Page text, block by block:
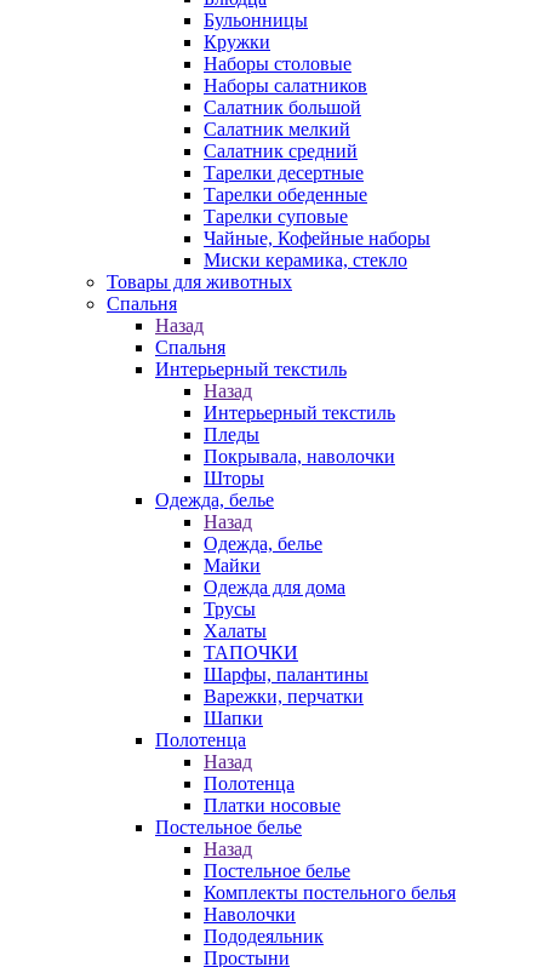
Бульонницы
Кружки
Наборы столовые
Наборы салатников
Салатник большой
Салатник мелкий
Салатник средний
Тарелки десертные
Тарелки обеденные
Тарелки суповые
Чайные, Кофейные наборы
Миски керамика, стекло
Товары для животных
Спальня
Назад
Спальня
Интерьерный текстиль
Назад
Интерьерный текстиль
Пледы
Покрывала, наволочки
Шторы
Одежда, белье
Назад
Одежда, белье
Майки
Одежда для дома
Трусы
Халаты
ТАПОЧКИ
Шарфы, палантины
Варежки, перчатки
Шапки
Полотенца
Назад
Полотенца
Платки носовые
Постельное белье
Назад
Постельное белье
Комплекты постельного белья
Наволочки
Пододеяльник
Простыни